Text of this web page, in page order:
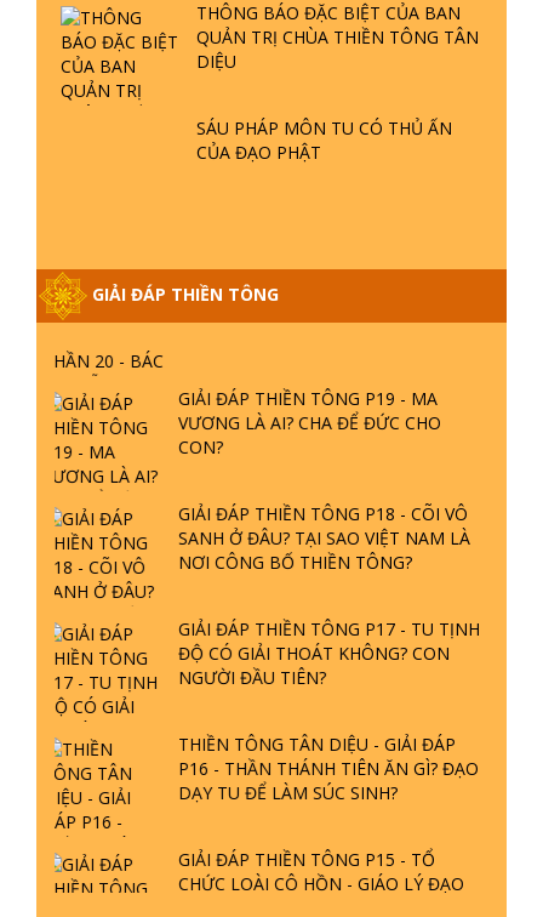
THÔNG BÁO ĐẶC BIỆT CỦA BAN
QUẢN TRỊ CHÙA THIỀN TÔNG TÂN
DIỆU
SÁU PHÁP MÔN TU CÓ THỦ ẤN
CỦA ĐẠO PHẬT
GIẢI ĐÁP THIỀN TÔNG
GIẢI ĐÁP THIỀN TÔNG ĐẶC BIỆT P21
- TẠI SAO ĐỨC PHẬT BƯỚC ĐI 7
GIẢI ĐÁP VỀ LỄ TIỄN THIỀN TÔNG SƯ
GIẢI ĐÁP THIỀN TÔNG ĐẶC BIỆT
PHẦN 20 - BÁC NGUYỄN NHÂN LÀ AI?
PHIỀN NÃO DO ĐÂU MÀ CÓ?
GIẢI ĐÁP THIỀN TÔNG P19 - MA
VƯƠNG LÀ AI? CHA ĐỂ ĐỨC CHO
CON?
GIẢI ĐÁP THIỀN TÔNG P18 - CÕI VÔ
SANH Ở ĐÂU? TẠI SAO VIỆT NAM LÀ
NƠI CÔNG BỐ THIỀN TÔNG?
GIẢI ĐÁP THIỀN TÔNG P17 - TU TỊNH
ĐỘ CÓ GIẢI THOÁT KHÔNG? CON
NGƯỜI ĐẦU TIÊN?
THIỀN TÔNG TÂN DIỆU - GIẢI ĐÁP
P16 - THẦN THÁNH TIÊN ĂN GÌ? ĐẠO
DẠY TU ĐỂ LÀM SÚC SINH?
GIẢI ĐÁP THIỀN TÔNG P15 - TỔ
CHỨC LOÀI CÔ HỒN - GIÁO LÝ ĐẠO
PHẬT KHI NÀO XUẤT BẢN